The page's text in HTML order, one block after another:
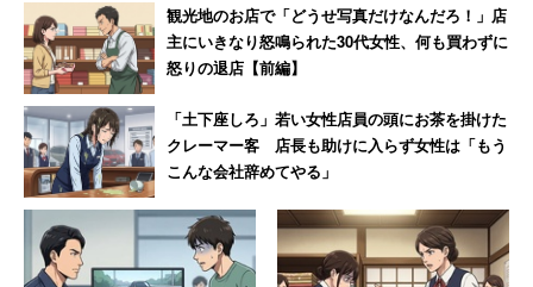
観光地のお店で「どうせ写真だけなんだろ！」店
主にいきなり怒鳴られた30代女性、何も買わずに
怒りの退店【前編】
「土下座しろ」若い女性店員の頭にお茶を掛けた
クレーマー客 店長も助けに入らず女性は「もう
こんな会社辞めてやる」